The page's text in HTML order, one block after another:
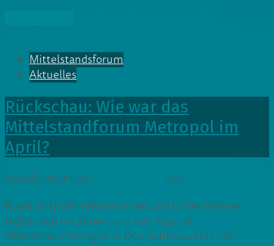
Mittelstandsforum
Aktuelles
Rückschau: Wie war das
Mittelstandforum Metropol im
April?
Veröffentlicht am von
Rund 25 Unternehmerinnen und Unternehmer
trafen sich im Showroom von Algonet
Objekteinrichtungen in Oberschöneweide, um